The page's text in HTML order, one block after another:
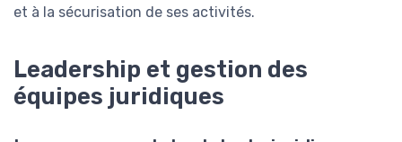
et à la sécurisation de ses activités.
Leadership et gestion des
équipes juridiques